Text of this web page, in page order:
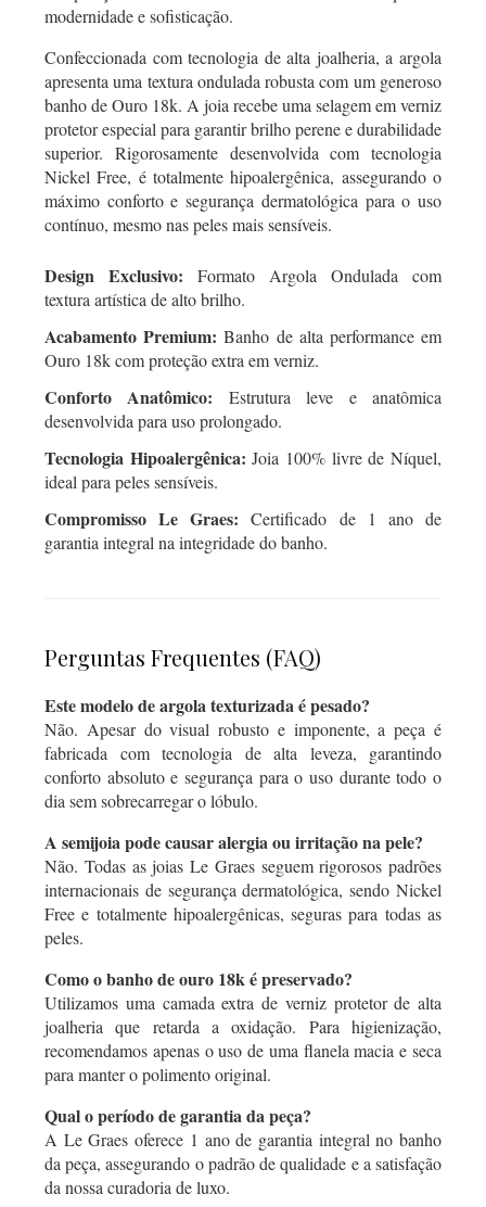
modernidade e sofisticação.
Confeccionada com tecnologia de alta joalheria, a argola
apresenta uma textura ondulada robusta com um generoso
banho de Ouro 18k. A joia recebe uma selagem em verniz
protetor especial para garantir brilho perene e durabilidade
superior. Rigorosamente desenvolvida com tecnologia
Nickel Free, é totalmente hipoalergênica, assegurando o
máximo conforto e segurança dermatológica para o uso
contínuo, mesmo nas peles mais sensíveis.
Design Exclusivo: Formato Argola Ondulada com
textura artística de alto brilho.
Acabamento Premium: Banho de alta performance em
Ouro 18k com proteção extra em verniz.
Conforto Anatômico: Estrutura leve e anatômica
desenvolvida para uso prolongado.
Tecnologia Hipoalergênica: Joia 100% livre de Níquel,
ideal para peles sensíveis.
Compromisso Le Graes: Certificado de 1 ano de
garantia integral na integridade do banho.
Perguntas Frequentes (FAQ)
Este modelo de argola texturizada é pesado?
Não. Apesar do visual robusto e imponente, a peça é
fabricada com tecnologia de alta leveza, garantindo
conforto absoluto e segurança para o uso durante todo o
dia sem sobrecarregar o lóbulo.
A semijoia pode causar alergia ou irritação na pele?
Não. Todas as joias Le Graes seguem rigorosos padrões
internacionais de segurança dermatológica, sendo Nickel
Free e totalmente hipoalergênicas, seguras para todas as
peles.
Como o banho de ouro 18k é preservado?
Utilizamos uma camada extra de verniz protetor de alta
joalheria que retarda a oxidação. Para higienização,
recomendamos apenas o uso de uma flanela macia e seca
para manter o polimento original.
Qual o período de garantia da peça?
A Le Graes oferece 1 ano de garantia integral no banho
da peça, assegurando o padrão de qualidade e a satisfação
da nossa curadoria de luxo.